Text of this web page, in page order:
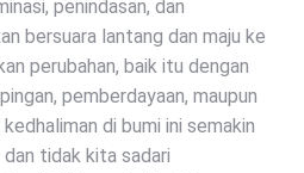
penindasan, dan
bersuara lantang dan maju ke
perubahan, baik itu dengan
pemberdayaan, maupun
di bumi ini semakin
tidak kita sadari